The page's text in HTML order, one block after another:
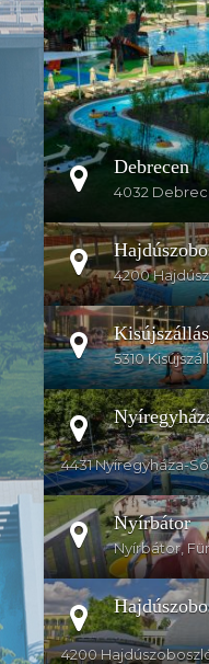
Debrecen
4032
4200
Kisújszállás
5310
4431 Nyíregyháza-
Nyírbátor
Nyírbátor,
4200